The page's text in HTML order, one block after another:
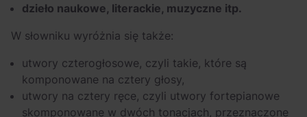
dzieło naukowe, literackie, muzyczne itp.
W słowniku wyróżnia się także:
utwory czterogłosowe, czyli takie, które są
komponowane na cztery głosy,
utwory na cztery ręce, czyli utwory fortepianowe
skomponowane w dwóch tonacjach, przeznaczone